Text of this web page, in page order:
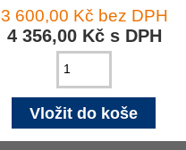
3 600,00 Kč bez DPH
4 356,00 Kč s DPH